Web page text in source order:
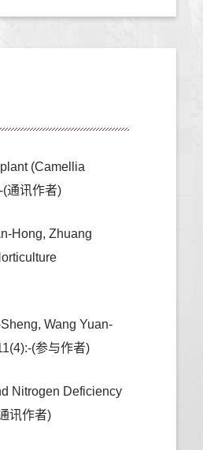
(Camellia
通讯作者)
Hong, Zhuang
Wang Yuan-
(参与作者)
Nitrogen Deficiency
讯作者)